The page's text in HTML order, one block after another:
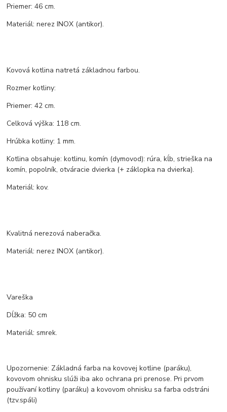
Priemer: 46 cm.
Materiál: nerez INOX (antikor).
Kovová kotlina natretá základnou farbou.
Rozmer kotliny:
Priemer: 42 cm.
Celková výška: 118 cm.
Hrúbka kotliny: 1 mm.
Kotlina obsahuje: kotlinu, komín (dymovod): rúra, kĺb, strieška na
komín, popolník, otváracie dvierka (+ záklopka na dvierka).
Materiál: kov.
Kvalitná nerezová naberačka.
Materiál: nerez INOX (antikor).
Vareška
Dĺžka: 50 cm
Materiál: smrek.
Upozornenie: Základná farba na kovovej kotline (paráku),
kovovom ohnisku slúži iba ako ochrana pri prenose. Pri prvom
používaní kotliny (paráku) a kovovom ohnisku sa farba odstráni
(tzv.spáli)